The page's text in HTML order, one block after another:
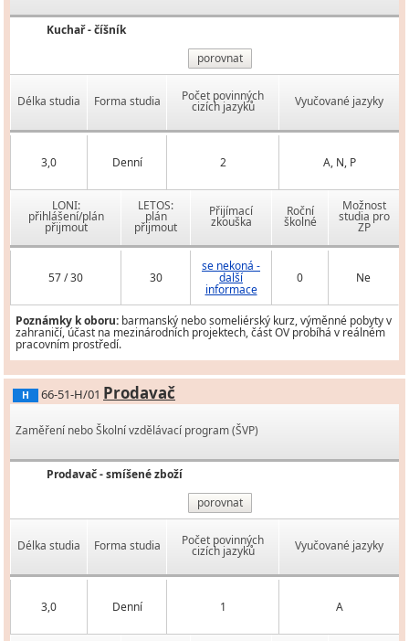
Kuchař - číšník
porovnat
Délka studia Forma studia Počet povinných
cizích jazyků Vyučované jazyky
3,0 Denní 2 A, N, P
LONI:
přihlášení/plán
přijmout
LETOS:
plán
přijmout
Přijímací
zkouška
Roční
školné
Možnost
studia pro
ZP
57 / 30 30
se nekoná -
další
informace
0 Ne
Poznámky k oboru: barmanský nebo someliérský kurz, výměnné pobyty v
zahraničí, účast na mezinárodních projektech, část OV probíhá v reálném
pracovním prostředí.
H 66-51-H/01 Prodavač
Zaměření nebo Školní vzdělávací program (ŠVP)
Prodavač - smíšené zboží
porovnat
Délka studia Forma studia Počet povinných
cizích jazyků Vyučované jazyky
3,0 Denní 1 A